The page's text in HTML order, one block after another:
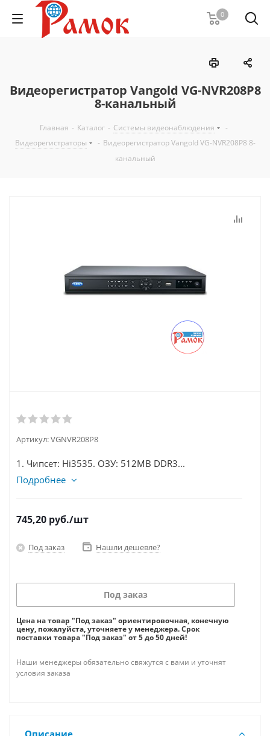
0
Видеорегистратор Vangold VG-NVR208P8
8-канальный
Главная - Каталог - Системы видеонаблюдения
-
Видеорегистраторы
- Видеорегистратор Vangold VG-NVR208P8 8-
канальный
Артикул:VGNVR208P8
1. Чипсет: Hi3535. ОЗУ: 512MB DDR3...
Подробнее
745,20 руб./шт
Под заказ Нашли дешевле?
Под заказ
Цена на товар "Под заказ" ориентировочная, конечную
цену, пожалуйста, уточняете у менеджера. Срок
поставки товара "Под заказ" от 5 до 50 дней!
Наши менеджеры обязательно свяжутся с вами и уточнят
условия заказа
Описание